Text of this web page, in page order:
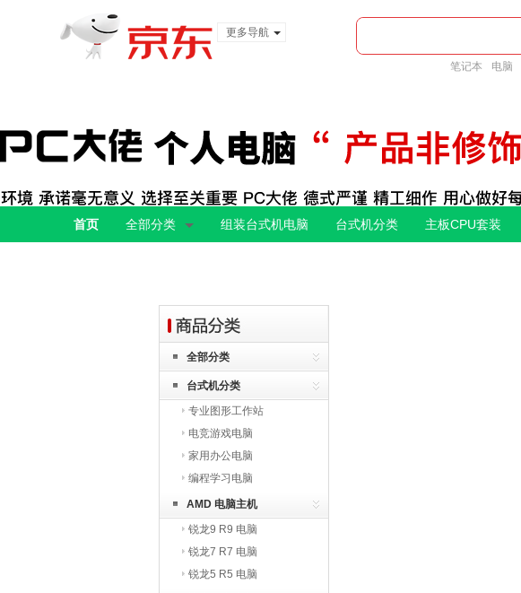
更多导航
笔记本 电脑
首页 全部分类 组装台式机电脑 台式机分类 主板CPU套装
全部分类
台式机分类
专业图形工作站
电竞游戏电脑
家用办公电脑
编程学习电脑
AMD 电脑主机
锐龙9 R9 电脑
锐龙7 R7 电脑
锐龙5 R5 电脑